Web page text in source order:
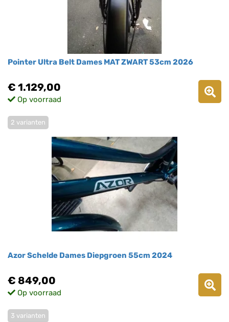
Pointer Ultra Belt Dames MAT ZWART 53cm 2026
€ 1.129,00
Op voorraad
Azor Schelde Dames Diepgroen 55cm 2024
2 varianten
€ 849,00
Op voorraad
3 varianten